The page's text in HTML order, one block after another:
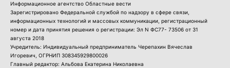
Информационное агентство Областные вести
Зарегистрировано Федеральной службой по надзору в сфере связи,
информационных технологий и массовых коммуникации, регистрационный
номер и дата принятия решения о регистрации: Эл N ФС77- 73506 от 31
августа 2018
Учредитель: Индивидуальный предприниматель Черепахин Вячеслав
Игоревич, ОГРНИП 308345929800026
Главный редактор: Альбова Екатерина Николаевна